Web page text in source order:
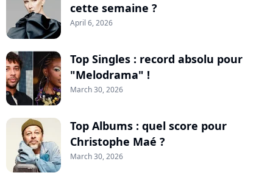
cette semaine ?
April 6, 2026
Top Singles : record absolu pour
"Melodrama" !
March 30, 2026
Top Albums : quel score pour
Christophe Maé ?
March 30, 2026